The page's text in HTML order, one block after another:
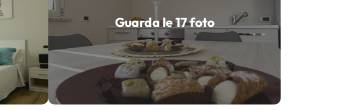
Guarda le 17 foto